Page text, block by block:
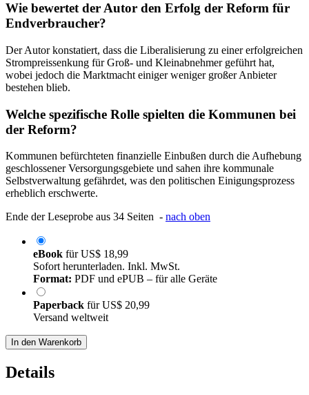
Wie bewertet der Autor den Erfolg der Reform für
Endverbraucher?
Der Autor konstatiert, dass die Liberalisierung zu einer erfolgreichen
Strompreissenkung für Groß- und Kleinabnehmer geführt hat,
wobei jedoch die Marktmacht einiger weniger großer Anbieter
bestehen blieb.
Welche spezifische Rolle spielten die Kommunen bei
der Reform?
Kommunen befürchteten finanzielle Einbußen durch die Aufhebung
geschlossener Versorgungsgebiete und sahen ihre kommunale
Selbstverwaltung gefährdet, was den politischen Einigungsprozess
erheblich erschwerte.
Ende der Leseprobe aus 34 Seiten - nach oben
eBook fürUS$ 18,99
Sofort herunterladen. Inkl. MwSt.
Format: PDF und ePUB – für alle Geräte
Paperback fürUS$ 20,99
Versand weltweit
In den Warenkorb
Details